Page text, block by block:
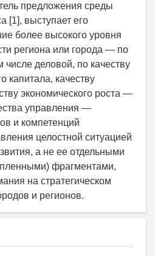
предложения среды
[1], выступает его
более высокого уровня
региона или города — по
числе деловой, по качеству
капитала, качеству
экономического роста —
управления —
и компетенций
целостной ситуацией
а не ее отдельными
фрагментами,
на стратегическом
и регионов.